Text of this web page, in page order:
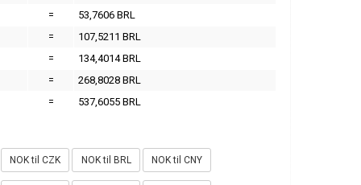
=
53,7606 BRL
=
107,5211 BRL
=
134,4014 BRL
=
268,8028 BRL
=
537,6055 BRL
NOK til CZK NOK til BRL NOK til CNY